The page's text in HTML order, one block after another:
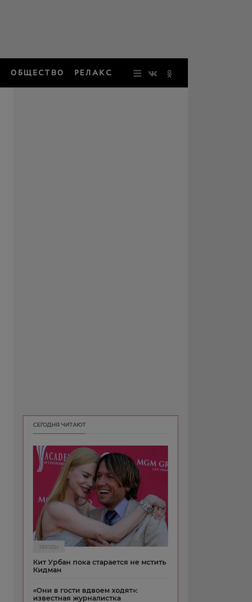
ОБЩЕСТВО РЕЛАКС
СЕГОДНЯ ЧИТАЮТ
ЗВЕЗДЫ
Кит Урбан пока старается не мстить
Кидман
«Они в гости вдвоем ходят»:
известная журналистка